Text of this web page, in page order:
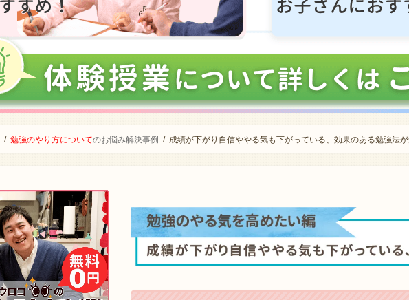
勉強のやり方についてのお悩み解決事例 成績が下がり自信ややる気も下がっている、効果のある勉強法